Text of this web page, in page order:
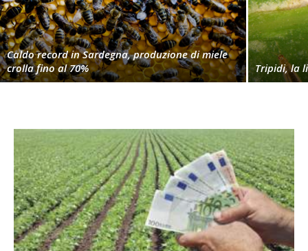
Caldo record in Sardegna, produzione di miele
crolla fino al 70%
Tripidi, la